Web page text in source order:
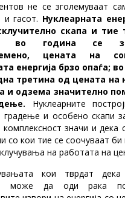
не се зголемуваат
и гасот. Нуклеарната
скапа и
во година се
цената на
енергија брзо опаѓа;
третина од цената на
и одзема значително
Нуклеарните
градење и особено скапи
значи и дека
со кои тие се соочуваат би
на работата на
кои тврдат дека
може да оди рака